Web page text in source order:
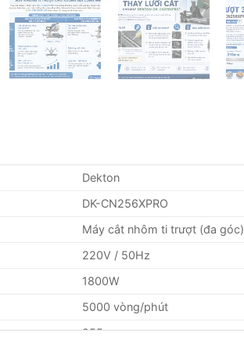
Dekton
DK-CN256XPRO
Máy cắt nhôm ti trượt (đa góc)
220V / 50Hz
1800W
5000 vòng/phút
255mm